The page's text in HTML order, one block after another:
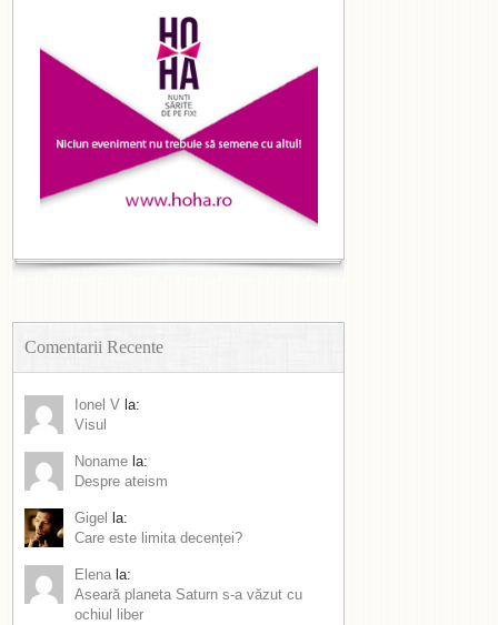
Comentarii Recente
Ionel V la:
Visul
Noname la:
Despre ateism
Gigel
la:
Care este limita decenței?
Elena la:
Aseară planeta Saturn s-a văzut cu
ochiul liber